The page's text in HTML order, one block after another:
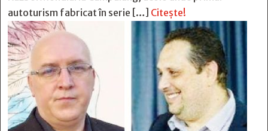
autoturism fabricat în serie […] Citește!